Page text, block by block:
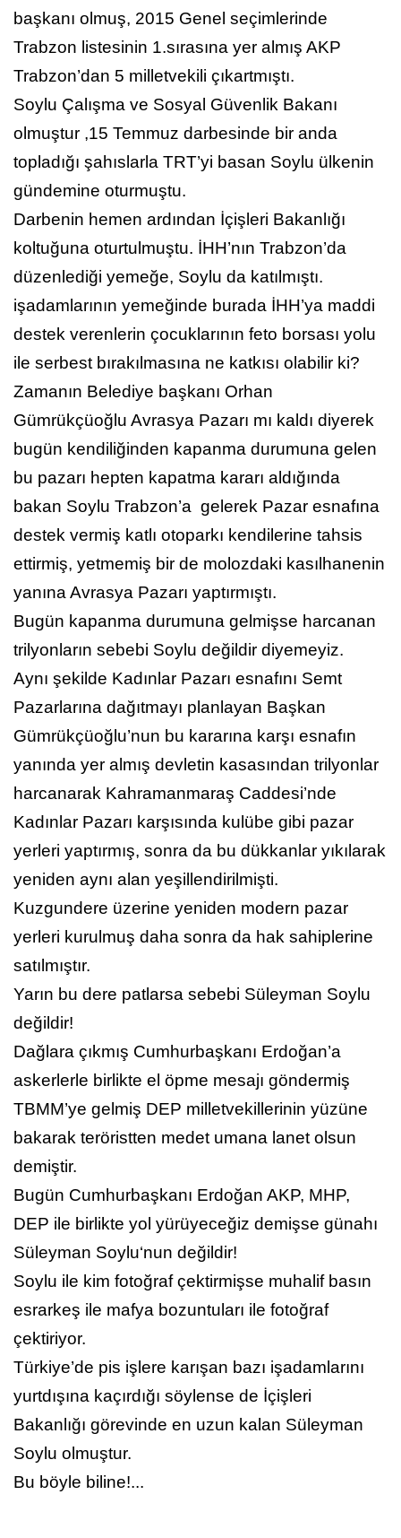
başkanı olmuş, 2015 Genel seçimlerinde
Trabzon listesinin 1.sırasına yer almış AKP
Trabzon’dan 5 milletvekili çıkartmıştı.
Soylu Çalışma ve Sosyal Güvenlik Bakanı
olmuştur ,15 Temmuz darbesinde bir anda
topladığı şahıslarla TRT’yi basan Soylu ülkenin
gündemine oturmuştu.
Darbenin hemen ardından İçişleri Bakanlığı
koltuğuna oturtulmuştu. İHH’nın Trabzon’da
düzenlediği yemeğe, Soylu da katılmıştı.
işadamlarının yemeğinde burada İHH’ya maddi
destek verenlerin çocuklarının feto borsası yolu
ile serbest bırakılmasına ne katkısı olabilir ki?
Zamanın Belediye başkanı Orhan
Gümrükçüoğlu Avrasya Pazarı mı kaldı diyerek
bugün kendiliğinden kapanma durumuna gelen
bu pazarı hepten kapatma kararı aldığında
bakan Soylu Trabzon’a gelerek Pazar esnafına
destek vermiş katlı otoparkı kendilerine tahsis
ettirmiş, yetmemiş bir de molozdaki kasılhanenin
yanına Avrasya Pazarı yaptırmıştı.
Bugün kapanma durumuna gelmişse harcanan
trilyonların sebebi Soylu değildir diyemeyiz.
Aynı şekilde Kadınlar Pazarı esnafını Semt
Pazarlarına dağıtmayı planlayan Başkan
Gümrükçüoğlu’nun bu kararına karşı esnafın
yanında yer almış devletin kasasından trilyonlar
harcanarak Kahramanmaraş Caddesi’nde
Kadınlar Pazarı karşısında kulübe gibi pazar
yerleri yaptırmış, sonra da bu dükkanlar yıkılarak
yeniden aynı alan yeşillendirilmişti.
Kuzgundere üzerine yeniden modern pazar
yerleri kurulmuş daha sonra da hak sahiplerine
satılmıştır.
Yarın bu dere patlarsa sebebi Süleyman Soylu
değildir!
Dağlara çıkmış Cumhurbaşkanı Erdoğan’a
askerlerle birlikte el öpme mesajı göndermiş
TBMM’ye gelmiş DEP milletvekillerinin yüzüne
bakarak teröristten medet umana lanet olsun
demiştir.
Bugün Cumhurbaşkanı Erdoğan AKP, MHP,
DEP ile birlikte yol yürüyeceğiz demişse günahı
Süleyman Soylu‘nun değildir!
Soylu ile kim fotoğraf çektirmişse muhalif basın
esrarkeş ile mafya bozuntuları ile fotoğraf
çektiriyor.
Türkiye’de pis işlere karışan bazı işadamlarını
yurtdışına kaçırdığı söylense de İçişleri
Bakanlığı görevinde en uzun kalan Süleyman
Soylu olmuştur.
Bu böyle biline!...